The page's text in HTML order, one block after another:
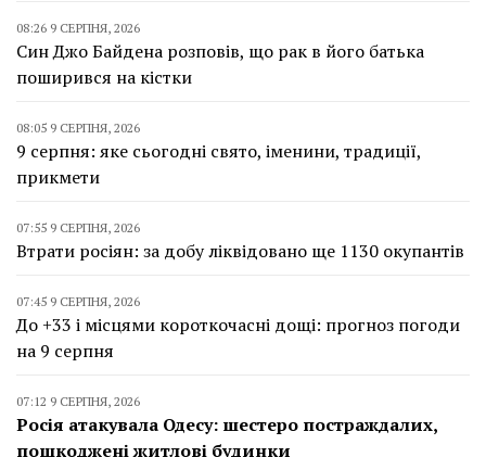
08:26 9 СЕРПНЯ, 2026
Син Джо Байдена розповів, що рак в його батька
поширився на кістки
08:05 9 СЕРПНЯ, 2026
9 серпня: яке сьогодні свято, іменини, традиції,
прикмети
07:55 9 СЕРПНЯ, 2026
Втрати росіян: за добу ліквідовано ще 1130 окупантів
07:45 9 СЕРПНЯ, 2026
До +33 і місцями короткочасні дощі: прогноз погоди
на 9 серпня
07:12 9 СЕРПНЯ, 2026
Росія атакувала Одесу: шестеро постраждалих,
пошкоджені житлові будинки